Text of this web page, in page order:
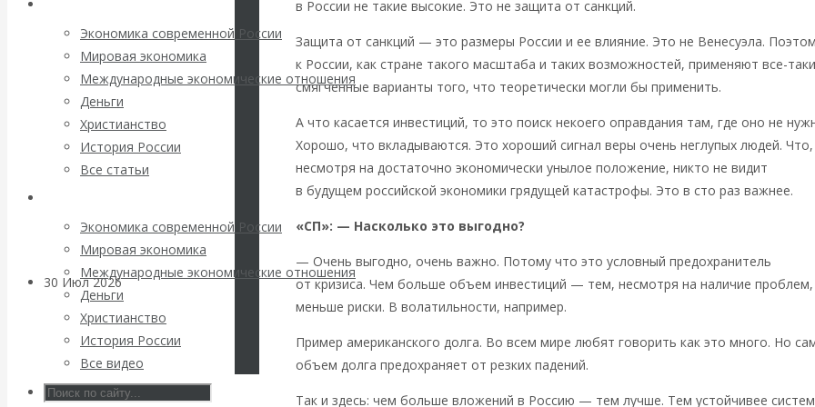
Экономика современной России
Мировая экономика
Международные экономические отношения
Деньги
Христианство
История России
Все статьи
Экономика современной России
Мировая экономика
Международные экономические отношения
Деньги
Христианство
История России
Все видео
финансовых
рынках?
Минфины хотят
быть главнее
Центробанков?
30 Июл 2026Цифровая
экономика
Валентин
в России не такие высокие. Это не защита от санкций.
Защита от санкций — это размеры России и ее влияние. Это не Венесуэла.
к России, как стране такого масштаба и таких возможностей, применяют все-таки
смягченные варианты того, что теоретически могли бы применить.
А что касается инвестиций, то это поиск некоего оправдания там, где оно не
Хорошо, что вкладываются. Это хороший сигнал веры очень неглупых людей. Что,
несмотря на достаточно экономически унылое положение, никто не видит
в будущем российской экономики грядущей катастрофы. Это в сто раз важнее.
«СП»: — Насколько это выгодно?
— Очень выгодно, очень важно. Потому что это условный предохранитель
от кризиса. Чем больше объем инвестиций — тем, несмотря на наличие проблем,
меньше риски. В волатильности, например.
Пример американского долга. Во всем мире любят говорить как это много. Но
объем долга предохраняет от резких падений.
Так и здесь: чем больше вложений в Россию — тем лучше. Тем устойчивее